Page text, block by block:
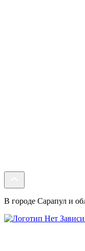
В городе Сарапул и